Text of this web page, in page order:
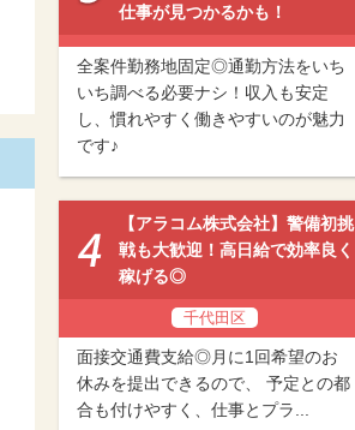
仕事が見つかるかも！
全案件勤務地固定◎通勤方法をいち
いち調べる必要ナシ！収入も安定
し、慣れやすく働きやすいのが魅力
です♪
【アラコム株式会社】警備初挑
戦も大歓迎！高日給で効率良く
稼げる◎
千代田区
面接交通費支給◎月に1回希望のお
休みを提出できるので、 予定との都
合も付けやすく、仕事とプラ...